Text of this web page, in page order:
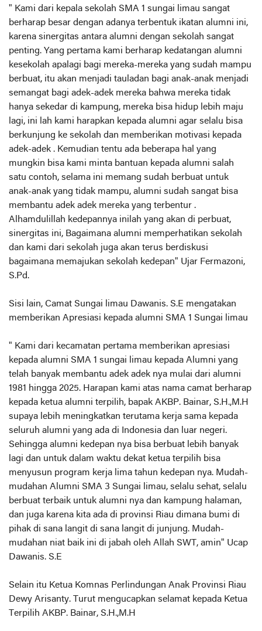
" Kami dari kepala sekolah SMA 1 sungai limau sangat
berharap besar dengan adanya terbentuk ikatan alumni ini,
karena sinergitas antara alumni dengan sekolah sangat
penting. Yang pertama kami berharap kedatangan alumni
kesekolah apalagi bagi mereka-mereka yang sudah mampu
berbuat, itu akan menjadi tauladan bagi anak-anak menjadi
semangat bagi adek-adek mereka bahwa mereka tidak
hanya sekedar di kampung, mereka bisa hidup lebih maju
lagi, ini lah kami harapkan kepada alumni agar selalu bisa
berkunjung ke sekolah dan memberikan motivasi kepada
adek-adek . Kemudian tentu ada beberapa hal yang
mungkin bisa kami minta bantuan kepada alumni salah
satu contoh, selama ini memang sudah berbuat untuk
anak-anak yang tidak mampu, alumni sudah sangat bisa
membantu adek adek mereka yang terbentur .
Alhamdulillah kedepannya inilah yang akan di perbuat,
sinergitas ini, Bagaimana alumni memperhatikan sekolah
dan kami dari sekolah juga akan terus berdiskusi
bagaimana memajukan sekolah kedepan" Ujar Fermazoni,
S.Pd.
Sisi lain, Camat Sungai limau Dawanis. S.E mengatakan
memberikan Apresiasi kepada alumni SMA 1 Sungai limau
" Kami dari kecamatan pertama memberikan apresiasi
kepada alumni SMA 1 sungai limau kepada Alumni yang
telah banyak membantu adek adek nya mulai dari alumni
1981 hingga 2025. Harapan kami atas nama camat berharap
kepada ketua alumni terpilih, bapak AKBP. Bainar, S.H.,M.H
supaya lebih meningkatkan terutama kerja sama kepada
seluruh alumni yang ada di Indonesia dan luar negeri.
Sehingga alumni kedepan nya bisa berbuat lebih banyak
lagi dan untuk dalam waktu dekat ketua terpilih bisa
menyusun program kerja lima tahun kedepan nya. Mudah-
mudahan Alumni SMA 3 Sungai limau, selalu sehat, selalu
berbuat terbaik untuk alumni nya dan kampung halaman,
dan juga karena kita ada di provinsi Riau dimana bumi di
pihak di sana langit di sana langit di junjung. Mudah-
mudahan niat baik ini di jabah oleh Allah SWT, amin" Ucap
Dawanis. S.E
Selain itu Ketua Komnas Perlindungan Anak Provinsi Riau
Dewy Arisanty. Turut mengucapkan selamat kepada Ketua
Terpilih AKBP. Bainar, S.H.,M.H